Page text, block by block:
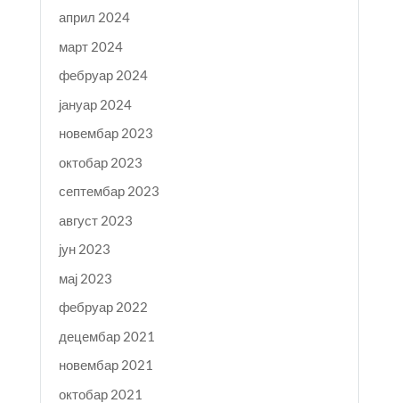
април 2024
март 2024
фебруар 2024
јануар 2024
новембар 2023
октобар 2023
септембар 2023
август 2023
јун 2023
мај 2023
фебруар 2022
децембар 2021
новембар 2021
октобар 2021